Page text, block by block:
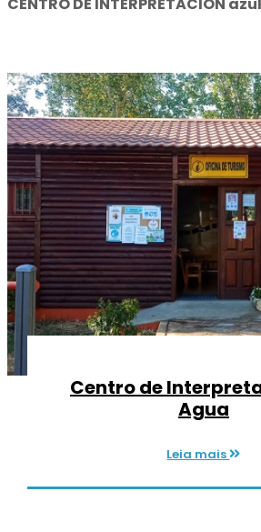
Centro de
Agua
Leia mais